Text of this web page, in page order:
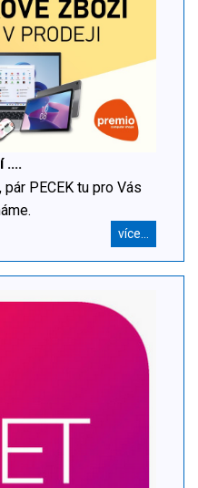
....
PECEK tu pro Vás
více...